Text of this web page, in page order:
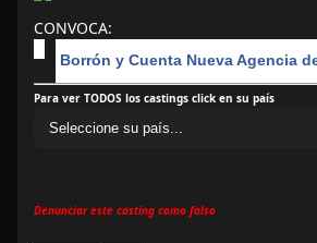
CONVOCA:
Borrón y Cuenta Nueva Agencia
Para ver TODOS los castings click en su país
Denunciar este casting como falso